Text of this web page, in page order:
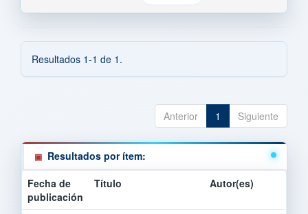
Resultados 1-1 de 1.
Anterior 1 Siguiente
Resultados por ítem:
Fecha de
publicación
Título Autor(es)